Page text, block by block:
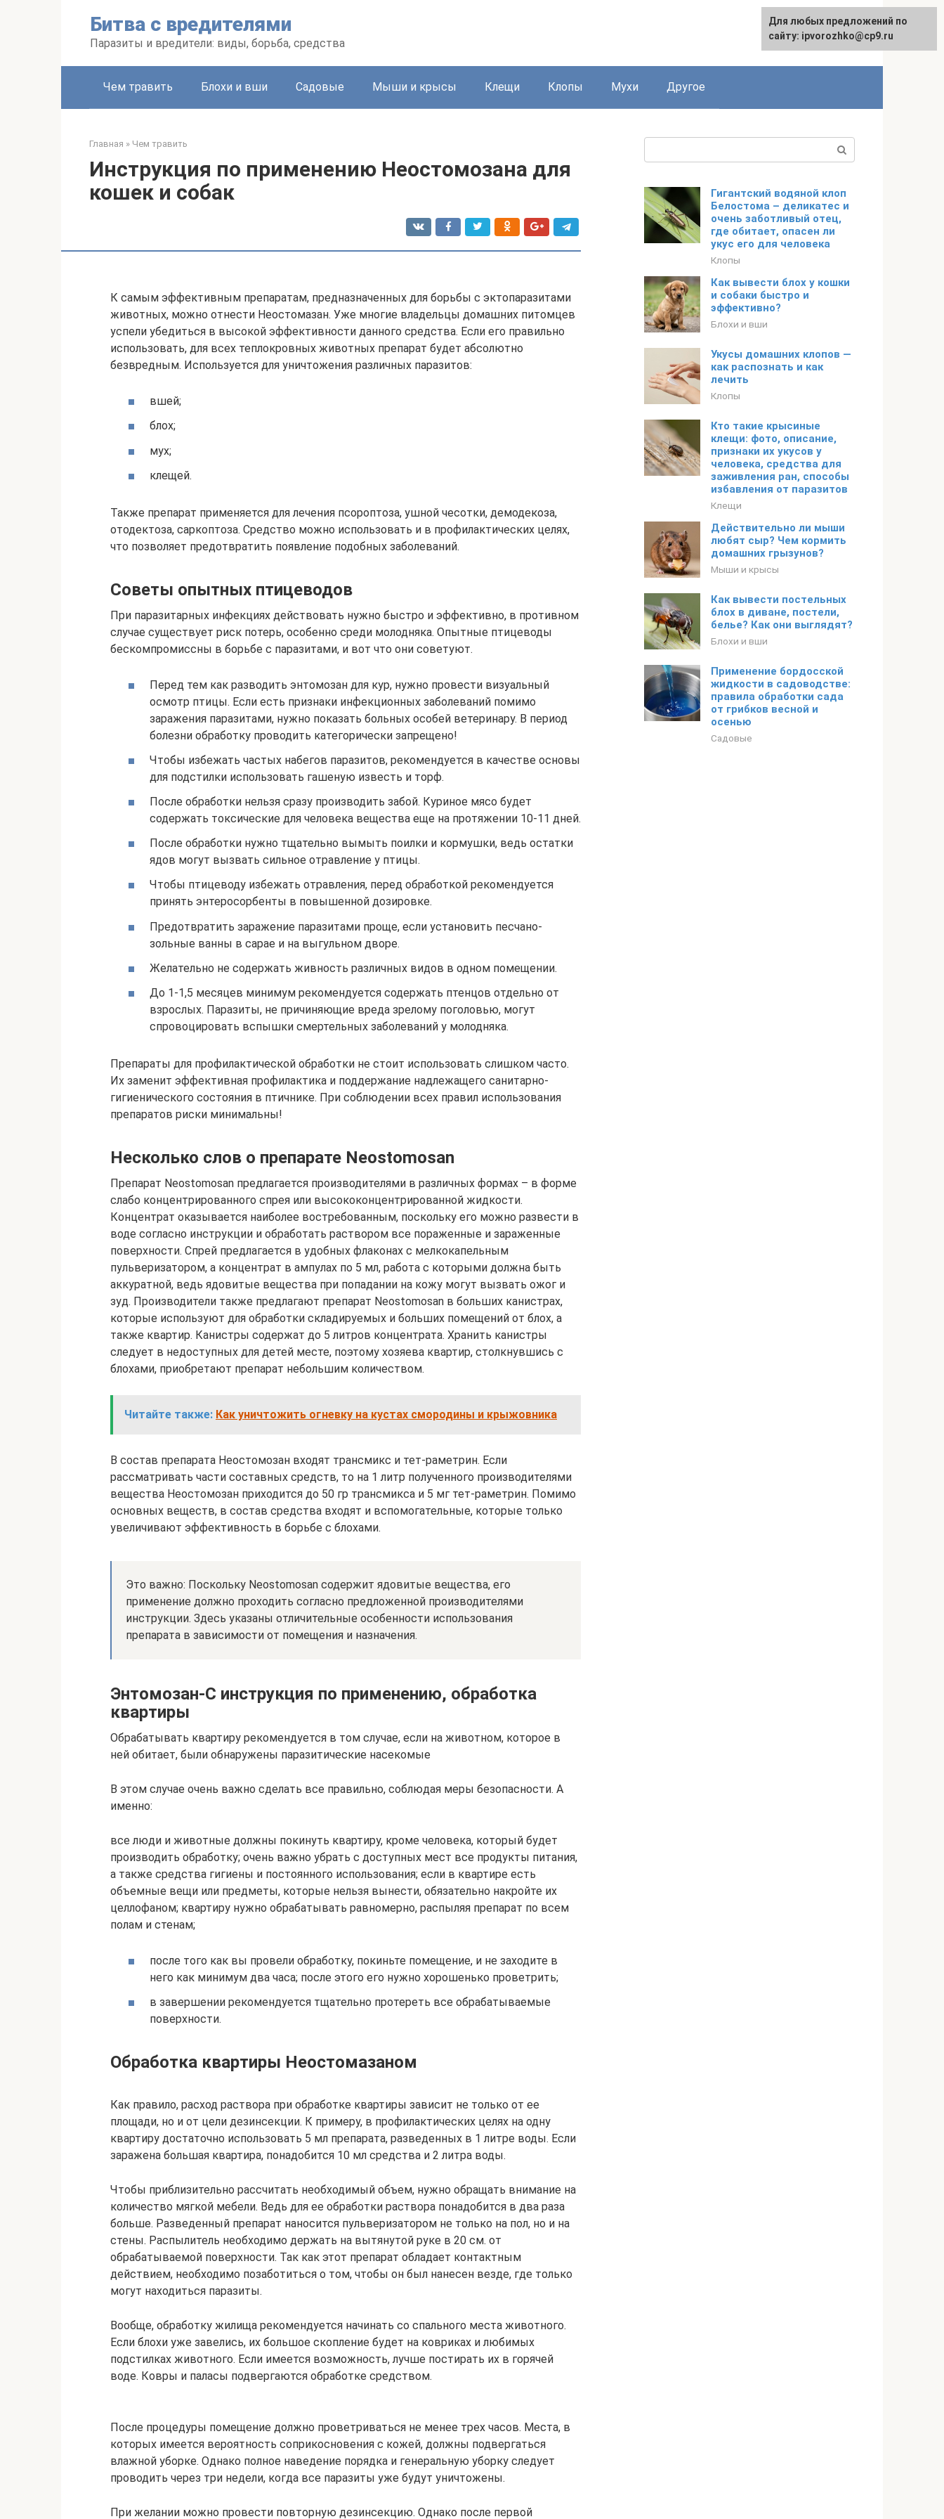
Битва с вредителями
Паразиты и вредители: виды, борьба, средства
English
Чем травить Блохи и вши Садовые Мыши и крысы Клещи Клопы Мухи Другое
Главная » Чем травить
Инструкция по применению Неостомозана для
кошек и собак
К самым эффективным препаратам, предназначенных для борьбы с эктопаразитами
животных, можно отнести Неостомазан. Уже многие владельцы домашних питомцев
успели убедиться в высокой эффективности данного средства. Если его правильно
использовать, для всех теплокровных животных препарат будет абсолютно
безвредным. Используется для уничтожения различных паразитов:
вшей;
блох;
мух;
клещей.
Также препарат применяется для лечения псороптоза, ушной чесотки, демодекоза,
отодектоза, саркоптоза. Средство можно использовать и в профилактических целях,
что позволяет предотвратить появление подобных заболеваний.
Советы опытных птицеводов
При паразитарных инфекциях действовать нужно быстро и эффективно, в противном
случае существует риск потерь, особенно среди молодняка. Опытные птицеводы
бескомпромиссны в борьбе с паразитами, и вот что они советуют.
Перед тем как разводить энтомозан для кур, нужно провести визуальный
осмотр птицы. Если есть признаки инфекционных заболеваний помимо
заражения паразитами, нужно показать больных особей ветеринару. В период
болезни обработку проводить категорически запрещено!
Чтобы избежать частых набегов паразитов, рекомендуется в качестве основы
для подстилки использовать гашеную известь и торф.
После обработки нельзя сразу производить забой. Куриное мясо будет
содержать токсические для человека вещества еще на протяжении 10-11 дней.
После обработки нужно тщательно вымыть поилки и кормушки, ведь остатки
ядов могут вызвать сильное отравление у птицы.
Чтобы птицеводу избежать отравления, перед обработкой рекомендуется
принять энтеросорбенты в повышенной дозировке.
Предотвратить заражение паразитами проще, если установить песчано-
зольные ванны в сарае и на выгульном дворе.
Желательно не содержать живность различных видов в одном помещении.
До 1-1,5 месяцев минимум рекомендуется содержать птенцов отдельно от
взрослых. Паразиты, не причиняющие вреда зрелому поголовью, могут
спровоцировать вспышки смертельных заболеваний у молодняка.
Препараты для профилактической обработки не стоит использовать слишком часто.
Их заменит эффективная профилактика и поддержание надлежащего санитарно-
гигиенического состояния в птичнике. При соблюдении всех правил использования
препаратов риски минимальны!
Несколько слов о препарате Neostomosan
Препарат Neostomosan предлагается производителями в различных формах – в форме
слабо концентрированного спрея или высококонцентрированной жидкости.
Концентрат оказывается наиболее востребованным, поскольку его можно развести в
воде согласно инструкции и обработать раствором все пораженные и зараженные
поверхности. Спрей предлагается в удобных флаконах с мелкокапельным
пульверизатором, а концентрат в ампулах по 5 мл, работа с которыми должна быть
аккуратной, ведь ядовитые вещества при попадании на кожу могут вызвать ожог и
зуд. Производители также предлагают препарат Neostomosan в больших канистрах,
которые используют для обработки складируемых и больших помещений от блох, а
также квартир. Канистры содержат до 5 литров концентрата. Хранить канистры
следует в недоступных для детей месте, поэтому хозяева квартир, столкнувшись с
блохами, приобретают препарат небольшим количеством.
Читайте также: Как уничтожить огневку на кустах смородины и крыжовника
В состав препарата Неостомозан входят трансмикс и тет-раметрин. Если
рассматривать части составных средств, то на 1 литр полученного производителями
вещества Неостомозан приходится до 50 гр трансмикса и 5 мг тет-раметрин. Помимо
основных веществ, в состав средства входят и вспомогательные, которые только
увеличивают эффективность в борьбе с блохами.
Это важно: Поскольку Neostomosan содержит ядовитые вещества, его
применение должно проходить согласно предложенной производителями
инструкции. Здесь указаны отличительные особенности использования
препарата в зависимости от помещения и назначения.
Энтомозан-С инструкция по применению, обработка
квартиры
Обрабатывать квартиру рекомендуется в том случае, если на животном, которое в
ней обитает, были обнаружены паразитические насекомые
В этом случае очень важно сделать все правильно, соблюдая меры безопасности. А
именно:
все люди и животные должны покинуть квартиру, кроме человека, который будет
производить обработку; очень важно убрать с доступных мест все продукты питания,
а также средства гигиены и постоянного использования; если в квартире есть
объемные вещи или предметы, которые нельзя вынести, обязательно накройте их
целлофаном; квартиру нужно обрабатывать равномерно, распыляя препарат по всем
полам и стенам;
после того как вы провели обработку, покиньте помещение, и не заходите в
него как минимум два часа; после этого его нужно хорошенько проветрить;
в завершении рекомендуется тщательно протереть все обрабатываемые
поверхности.
Обработка квартиры Неостомазаном
Как правило, расход раствора при обработке квартиры зависит не только от ее
площади, но и от цели дезинсекции. К примеру, в профилактических целях на одну
квартиру достаточно использовать 5 мл препарата, разведенных в 1 литре воды. Если
заражена большая квартира, понадобится 10 мл средства и 2 литра воды.
Чтобы приблизительно рассчитать необходимый объем, нужно обращать внимание на
количество мягкой мебели. Ведь для ее обработки раствора понадобится в два раза
больше. Разведенный препарат наносится пульверизатором не только на пол, но и на
стены. Распылитель необходимо держать на вытянутой руке в 20 см. от
обрабатываемой поверхности. Так как этот препарат обладает контактным
действием, необходимо позаботиться о том, чтобы он был нанесен везде, где только
могут находиться паразиты.
Вообще, обработку жилища рекомендуется начинать со спального места животного.
Если блохи уже завелись, их большое скопление будет на ковриках и любимых
подстилках животного. Если имеется возможность, лучше постирать их в горячей
воде. Ковры и паласы подвергаются обработке средством.
После процедуры помещение должно проветриваться не менее трех часов. Места, в
которых имеется вероятность соприкосновения с кожей, должны подвергаться
влажной уборке. Однако полное наведение порядка и генеральную уборку следует
проводить через три недели, когда все паразиты уже будут уничтожены.
При желании можно провести повторную дезинсекцию. Однако после первой
Гигантский водяной клоп
Белостома – деликатес и
очень заботливый отец,
где обитает, опасен ли
укус его для человека
Клопы
Как вывести блох у кошки
и собаки быстро и
эффективно?
Блохи и вши
Укусы домашних клопов —
как распознать и как
лечить
Клопы
Кто такие крысиные
клещи: фото, описание,
признаки их укусов у
человека, средства для
заживления ран, способы
избавления от паразитов
Клещи
Действительно ли мыши
любят сыр? Чем кормить
домашних грызунов?
Мыши и крысы
Как вывести постельных
блох в диване, постели,
белье? Как они выглядят?
Блохи и вши
Применение бордосской
жидкости в садоводстве:
правила обработки сада
от грибков весной и
осенью
Садовые
Для любых предложений по
сайту: ipvorozhko@cp9.ru